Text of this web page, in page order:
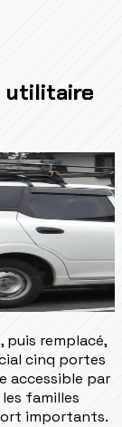
utilitaire
puis remplacé,
cinq portes
accessible par
familles
importants.